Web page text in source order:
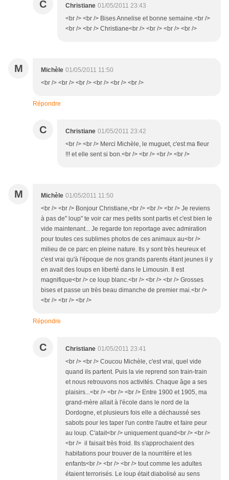
C Christiane 01/05/2011 23:43
<br /> <br /> Bises Annelise et bonne semaine.<br />
<br /> <br /> Christiane<br /> <br /> <br /> <br />
M Michèle 01/05/2011 11:50
<br /> <br /> <br /> <br /> <br /> <br />
Répondre
C Christiane 01/05/2011 23:42
<br /> <br /> Merci Michèle, le muguet, c'est ma fleur
!!! et elle sent si bon.<br /> <br /> <br /> <br />
M Michèle 01/05/2011 11:50
<br /> <br /> Bonjour Christiane,<br /> <br /> <br /> Je reviens
à pas de" loup" te voir car mes petits sont partis et c'est bien le
vide maintenant... Je regarde ton reportage avec admiration
pour toutes ces sublimes photos de ces animaux au<br />
milieu de ce parc en pleine nature. Ils y sont très heureux et
c'est vrai qu'à l'époque de nos grands parents étant jeunes il y
en avait des loups en liberté dans le Limousin. Il est
magnifique<br /> ce loup blanc.<br /> <br /> <br /> Grosses
bises et passe un très beau dimanche de premier mai.<br />
<br /> <br /> <br />
Répondre
C Christiane 01/05/2011 23:41
<br /> <br /> Coucou Michèle, c'est vrai, quel vide
quand ils partent. Puis la vie reprend son train-train
et nous retrouvons nos activités. Chaque âge a ses
plaisirs...<br /> <br /> <br /> Entre 1900 et 1905, ma
grand-mère allait à l'école dans le nord de la
Dordogne, et plusieurs fois elle a déchaussé ses
sabots pour les taper l'un contre l'autre et faire peur
au loup. C'atait<br /> uniquement quand<br /> <br />
<br /> il faisait très froid. Ils s'approchaient des
habitations pour trouver de la nourritére et les
enfants<br /> <br /> <br /> tout comme les adultes
étaient terrorisés. Le loup était diabolisé au sens